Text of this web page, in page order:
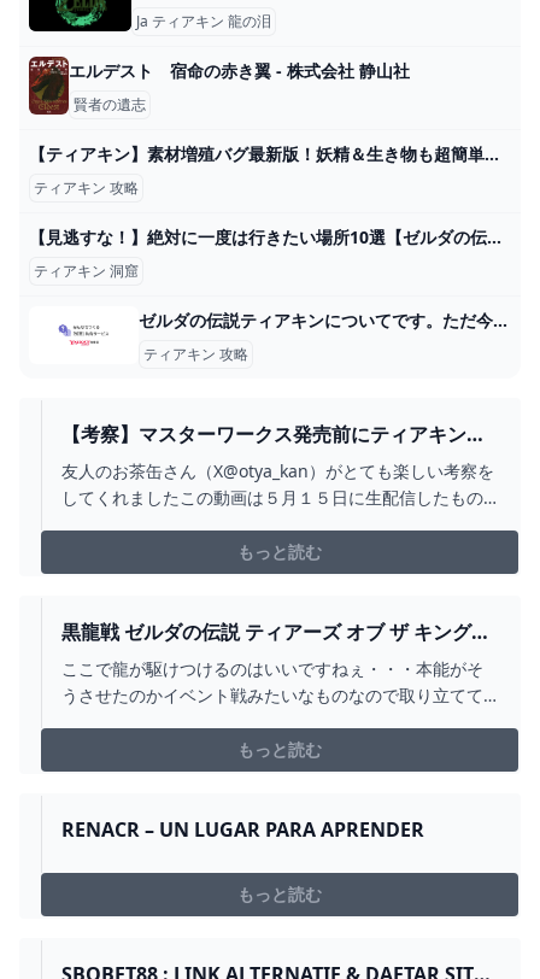
Ja ティアキン 龍の泪
エルデスト 宿命の赤き翼 - 株式会社 静山社
賢者の遺志
【ティアキン】素材増殖バグ最新版！妖精＆生き物も超簡単に増やせる！完全上位互換！【ゼルダの伝説ティアーズオブザキングダム】 - YouTube
ティアキン 攻略
【見逃すな！】絶対に一度は行きたい場所10選【ゼルダの伝説ティアーズオブザキングダム】【ゆっくり解説】 - YouTube
ティアキン 洞窟
ゼルダの伝説ティアキンについてです。ただ今、水の神殿を攻略中なのですが、... - Yahoo!知恵袋
ティアキン 攻略
【考察】マスターワークス発売前にティアキンの
時系列を確定させておこう - YOUTUBE
友人のお茶缶さん（X@otya_kan）がとても楽しい考察を
してくれましたこの動画は５月１５日に生配信したもの
→https://www.youtube.com/live/XbNAj9g-eXk?
si=zIwn4doKTMtmzGwb
もっと読む
黒龍戦 ゼルダの伝説 ティアーズ オブ ザ キングダ
ム - YOUTUBE
ここで龍が駆けつけるのはいいですねぇ・・・本能がそ
うさせたのかイベント戦みたいなものなので取り立てて
に動いてくれるので素直に下へ落下すると 効率が良
い ・頭へ接近する場合はパラセールで通り過ぎてから
離でブレスされ...
もっと読む
RENACR – UN LUGAR PARA APRENDER
もっと読む